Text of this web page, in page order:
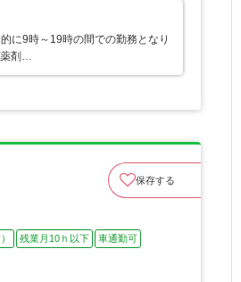
に9時～19時の間での勤務となり
薬剤…
保存する
残業月10ｈ以下
車通勤可